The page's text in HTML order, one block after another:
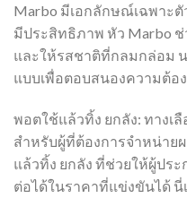
Marbo มีเอกลักษณ์เฉพาะ
มีประสิทธิภาพ หัว Marbo
และให้รสชาติที่กลมกล่อม
แบบเพื่อตอบสนองความต้อ
พอตใช้แล้วทิ้ง ยกลัง: ทางเ
สำหรับผู้ที่ต้องการจำหน่า
แล้วทิ้ง ยกลัง ที่ช่วยให้ผู้ปร
ต่อได้ในราคาที่แข่งขันได้